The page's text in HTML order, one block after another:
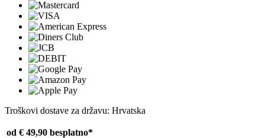
Troškovi dostave za državu: Hrvatska
od € 49,90 besplatno*